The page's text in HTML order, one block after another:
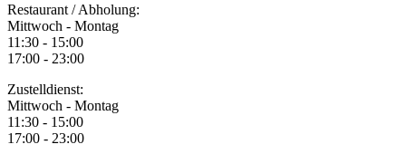
Restaurant / Abholung:
Mittwoch - Montag
11:30 - 15:00
17:00 - 23:00
Zustelldienst:
Mittwoch - Montag
11:30 - 15:00
17:00 - 23:00